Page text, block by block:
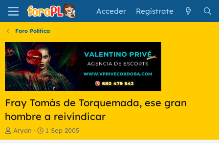
Acceder Regístrate
Foro Política
Fray Tomás de Torquemada, ese gran
hombre a reivindicar
I
n
Aryan
F
e
1 Sep 2005